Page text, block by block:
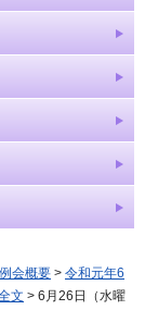
会概要 > 令和元年6
文 > 6月26日（水曜